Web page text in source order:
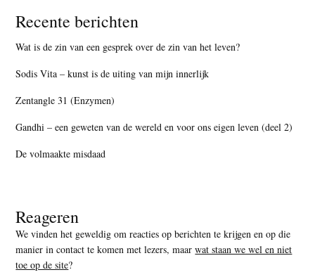
Recente berichten
Wat is de zin van een gesprek over de zin van het leven?
Sodis Vita – kunst is de uiting van mijn innerlijk
Zentangle 31 (Enzymen)
Gandhi – een geweten van de wereld en voor ons eigen leven (deel 2)
De volmaakte misdaad
Reageren
We vinden het geweldig om reacties op berichten te krijgen en op die
manier in contact te komen met lezers, maarwat staan we wel en niet
toe op de site?